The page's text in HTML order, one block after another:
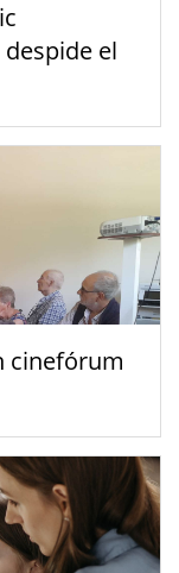
despide el
cinefórum